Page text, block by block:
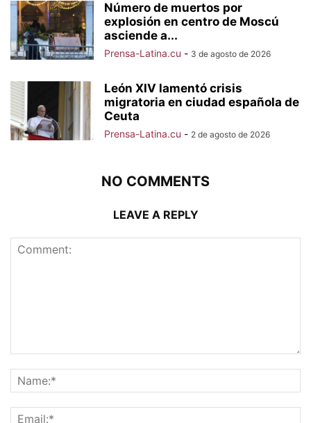
Número de muertos por
explosión en centro de Moscú
asciende a...
Prensa-Latina.cu - 3 de agosto de 2026
León XIV lamentó crisis
migratoria en ciudad española de
Ceuta
Prensa-Latina.cu - 2 de agosto de 2026
NO COMMENTS
LEAVE A REPLY